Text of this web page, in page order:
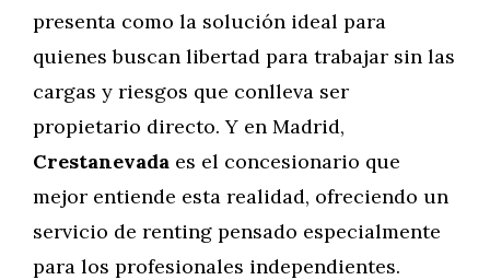
presenta como la solución ideal para
quienes buscan libertad para trabajar sin las
cargas y riesgos que conlleva ser
propietario directo. Y en Madrid,
Crestanevada es el concesionario que
mejor entiende esta realidad, ofreciendo un
servicio de renting pensado especialmente
para los profesionales independientes.